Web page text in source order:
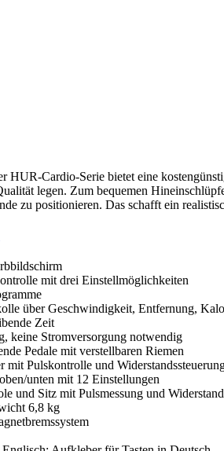
HUR-Cardio-Serie bietet eine
legen. Zum bequemen
zu positionieren. Das schafft ein
mit drei Einstellmöglichkeiten
über Geschwindigkeit, Entfernung,
Zeit
keine Stromversorgung notwendig
Pedale mit verstellbaren Riemen
mit Pulskontrolle und
unten mit 12 Einstellungen
und Sitz mit Pulsmessung und
6,8 kg